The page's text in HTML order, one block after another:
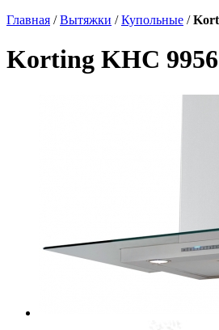
Главная /Вытяжки /Купольные /
Korting KHC